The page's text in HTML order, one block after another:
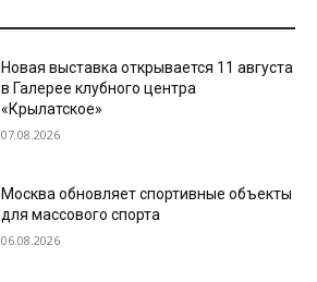
Новая выставка открывается 11 августа
в Галерее клубного центра
«Крылатское»
07.08.2026
Москва обновляет спортивные объекты
для массового спорта
06.08.2026